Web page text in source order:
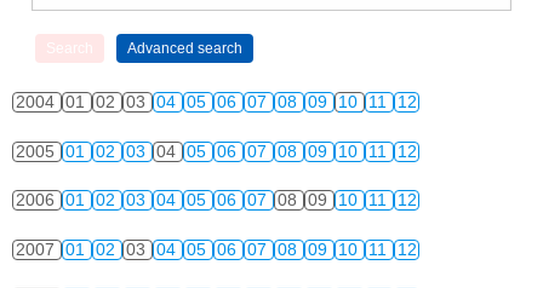
2004 01 02 03 04 05 06 07 08 09 10 11 12
2005 01 02 03 04 05 06 07 08 09 10 11 12
2006 01 02 03 04 05 06 07 08 09 10 11 12
2007 01 02 03 04 05 06 07 08 09 10 11 12